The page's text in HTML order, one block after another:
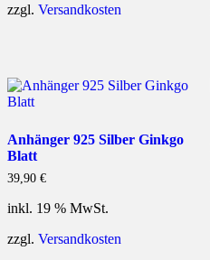
zzgl. Versandkosten
Anhänger 925 Silber Ginkgo
Blatt
39,90 €
inkl. 19 % MwSt.
zzgl. Versandkosten